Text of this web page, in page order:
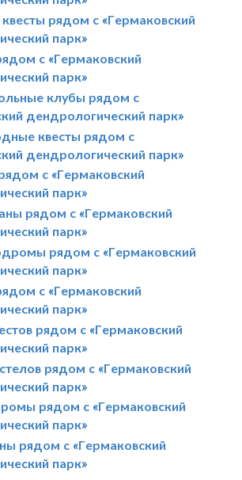
рядом с «Гермаковский
парк»
с «Гермаковский
парк»
клубы рядом с
дендрологический парк»
квесты рядом с
дендрологический парк»
с «Гермаковский
парк»
рядом с «Гермаковский
парк»
рядом с «Гермаковский
парк»
с «Гермаковский
парк»
рядом с «Гермаковский
парк»
рядом с «Гермаковский
парк»
рядом с «Гермаковский
парк»
рядом с «Гермаковский
парк»